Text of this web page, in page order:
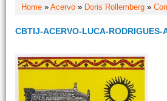
Home » Acervo » Doris Rollemberg »
CBTIJ-ACERVO-LUCA-